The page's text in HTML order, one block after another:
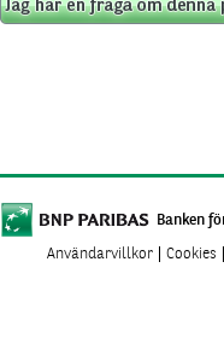
Banken
Användarvillkor Cookies